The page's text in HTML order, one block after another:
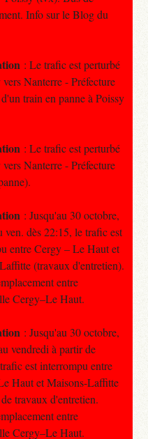
Info sur le Blog du
: Le trafic est perturbé
Nanterre - Préfecture
train en panne à Poissy
: Le trafic est perturbé
Nanterre - Préfecture
: Jusqu'au 30 octobre,
ven. dès 22:15, le trafic est
entre Cergy – Le Haut et
(travaux d'entretien).
entre
Cergy–Le Haut.
: Jusqu'au 30 octobre,
vendredi à partir de
est interrompu entre
Haut et Maisons-Laffitte
travaux d'entretien.
entre
Cergy–Le Haut.